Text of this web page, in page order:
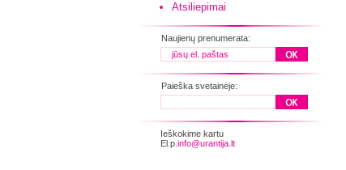
Atsiliepimai
Naujienų prenumerata:
Paieška svetainėje:
Ieškokime kartu
El.p. info@urantija.lt